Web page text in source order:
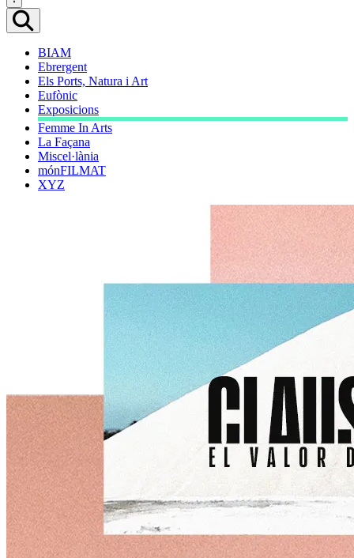
BIAM
Ebrergent
Els Ports, Natura i Art
Eufònic
Exposicions
Femme In Arts
La Façana
Miscel·lània
mónFILMAT
XYZ